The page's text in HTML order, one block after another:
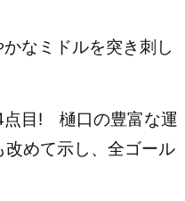
なミドルを突き刺し
点目! 樋口の豊富な運
改めて示し、全ゴール